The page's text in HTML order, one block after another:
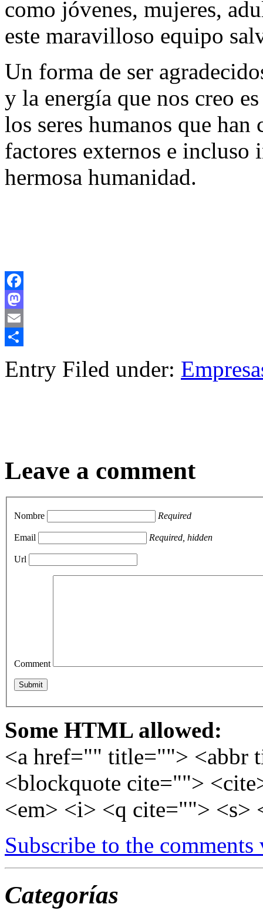
como jóvenes, mujeres,
este maravilloso equipo
Un forma de ser
y la energía que nos creo
los seres humanos que
factores externos e incluso
hermosa humanidad.
Facebook
Mastodon
Email
Entry Filed under:
Leave a comment
Nombre Required
Email Required, hidden
Url
Comment
Some HTML allowed:
<a href="" title=""> <abbr
<blockquote cite="">
<em> <i> <q cite=""> <s>
Subscribe to the comments
Categorías